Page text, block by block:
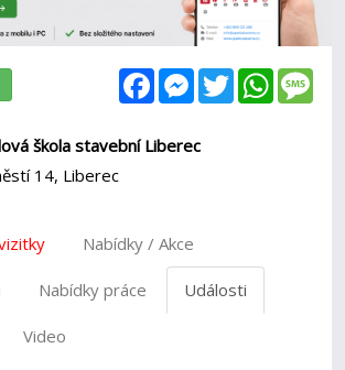
FacebookMessenger
Twitter
škola stavební Liberec
14, Liberec
Nabídky / Akce
Nabídky práce Události
Video